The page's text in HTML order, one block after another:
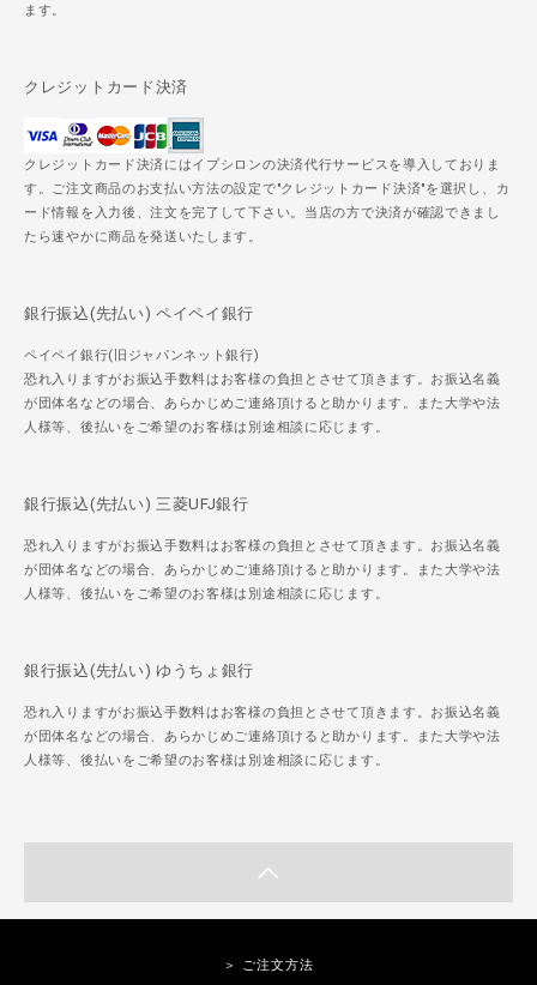
ます。
クレジットカード決済
クレジットカード決済にはイプシロンの決済代行サービスを導入しておりま
す。ご注文商品のお支払い方法の設定で"クレジットカード決済"を選択し、カ
ード情報を入力後、注文を完了して下さい。当店の方で決済が確認できまし
たら速やかに商品を発送いたします。
銀行振込(先払い) ペイペイ銀行
ペイペイ銀行(旧ジャパンネット銀行)
恐れ入りますがお振込手数料はお客様の負担とさせて頂きます。お振込名義
が団体名などの場合、あらかじめご連絡頂けると助かります。また大学や法
人様等、後払いをご希望のお客様は別途相談に応じます。
銀行振込(先払い) 三菱UFJ銀行
恐れ入りますがお振込手数料はお客様の負担とさせて頂きます。お振込名義
が団体名などの場合、あらかじめご連絡頂けると助かります。また大学や法
人様等、後払いをご希望のお客様は別途相談に応じます。
銀行振込(先払い) ゆうちょ銀行
恐れ入りますがお振込手数料はお客様の負担とさせて頂きます。お振込名義
が団体名などの場合、あらかじめご連絡頂けると助かります。また大学や法
人様等、後払いをご希望のお客様は別途相談に応じます。
＞ ご注文方法